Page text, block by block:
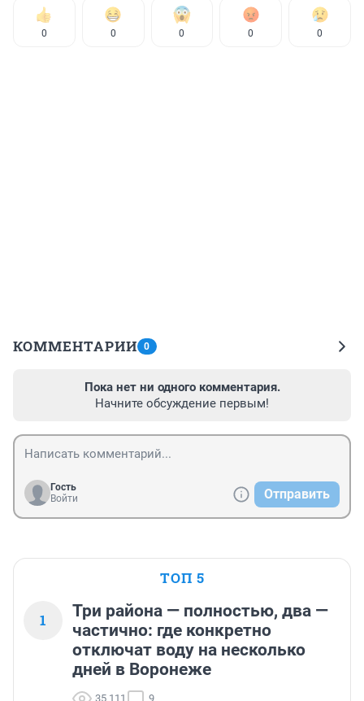
0 0 0 0 0
КОММЕНТАРИИ 0
Пока нет ни одного комментария.
Начните обсуждение первым!
Гость
Войти
Отправить
ТОП 5
1
Три района — полностью, два —
частично: где конкретно
отключат воду на несколько
дней в Воронеже
35 111 9